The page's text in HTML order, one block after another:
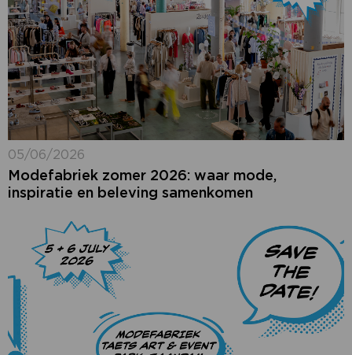
05/06/2026
Modefabriek zomer 2026: waar mode,
inspiratie en beleving samenkomen